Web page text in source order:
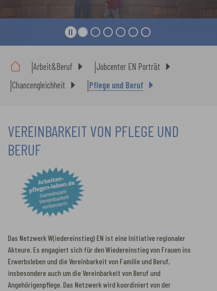
Arbeit&Beruf
Jobcenter EN Porträt
Chancengleichheit
Pflege und Beruf
VEREINBARKEIT VON PFLEGE UND
BERUF
Das Netzwerk W(iedereinstieg) EN ist eine Initiative regionaler
Akteure. Es engagiert sich für den Wiedereinstieg von Frauen ins
Erwerbsleben und die Vereinbarkeit von Familie und Beruf,
insbesondere auch um die Vereinbarkeit von Beruf und
Angehörigenpflege. Das Netzwerk wird koordiniert von der